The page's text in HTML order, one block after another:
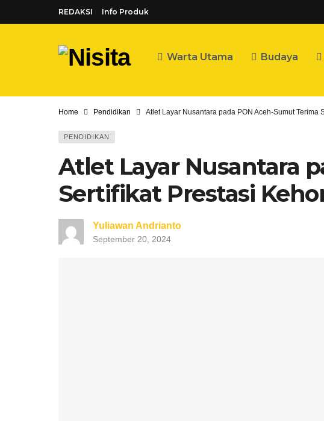
REDAKSI Info Produk
Warta Utama Budaya
Home Pendidikan Atlet Layar Nusantara pada PON Aceh-Sumut Terima
PENDIDIKAN
Atlet Layar Nusantara
Sertifikat Prestasi
Yuliawan Andrianto
September 20, 2024